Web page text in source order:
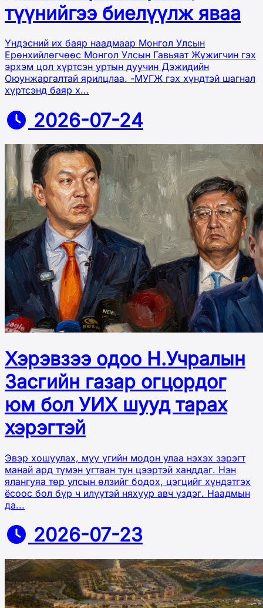
түүнийгээ биелүүлж яваа
Үндэсний их баяр наадмаар Монгол Улсын
Ерөнхийлөгчөөс Монгол Улсын Гавьяат Жүжигчин гэх
эрхэм цол хүртсэн уртын дуучин Дэжидийн
Оюунжаргалтай ярилцлаа. -МУГЖ гэх хүндтэй шагнал
хүртсэнд баяр х...
2026-07-24
Хэрэвзээ одоо Н.Учралын
Засгийн газар огцордог
юм бол УИХ шууд тарах
хэрэгтэй
Эвэр хошуулах, муу үгийн модон улаа нэхэх зэрэгт
манай ард түмэн угтаан тун цээртэй ханддаг. Нэн
ялангуяа төр улсын өлзийг бодох, цэгцийг хүндэтгэх
ёсоос бол бүр ч илүүтэй няхуур авч үздэг. Наадмын
да...
2026-07-23